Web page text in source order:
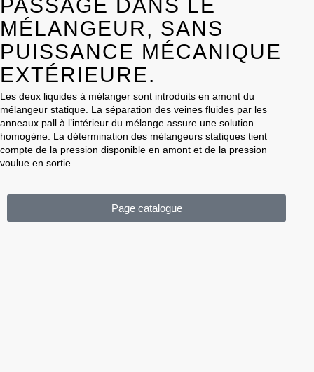
PASSAGE DANS LE
MÉLANGEUR, SANS
PUISSANCE MÉCANIQUE
EXTÉRIEURE.
Les deux liquides à mélanger sont introduits en amont du
mélangeur statique. La séparation des veines fluides par les
anneaux pall à l’intérieur du mélange assure une solution
homogène. La détermination des mélangeurs statiques tient
compte de la pression disponible en amont et de la pression
voulue en sortie.
Page catalogue